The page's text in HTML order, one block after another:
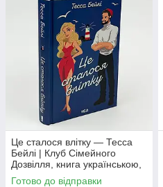
Це сталося влітку — Тесса
Бейлі | Клуб Сімейного
Дозвілля, книга українською,
нова, тверда
Готово до відправки